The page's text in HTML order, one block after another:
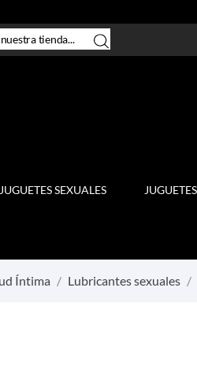
JUGUETES SEXUALES
Íntima Lubricantes sexuales